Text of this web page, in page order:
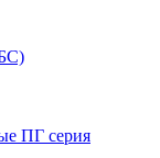
ПГ серия